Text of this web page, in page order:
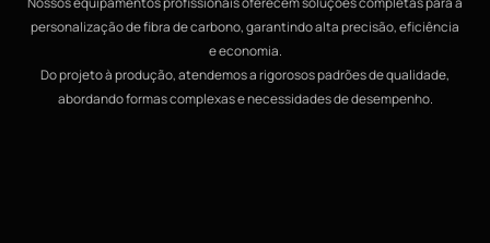
personalização de fibra de carbono, garantindo alta precisão, eficiência
e economia.
Do projeto à produção, atendemos a rigorosos padrões de qualidade,
abordando formas complexas e necessidades de desempenho.